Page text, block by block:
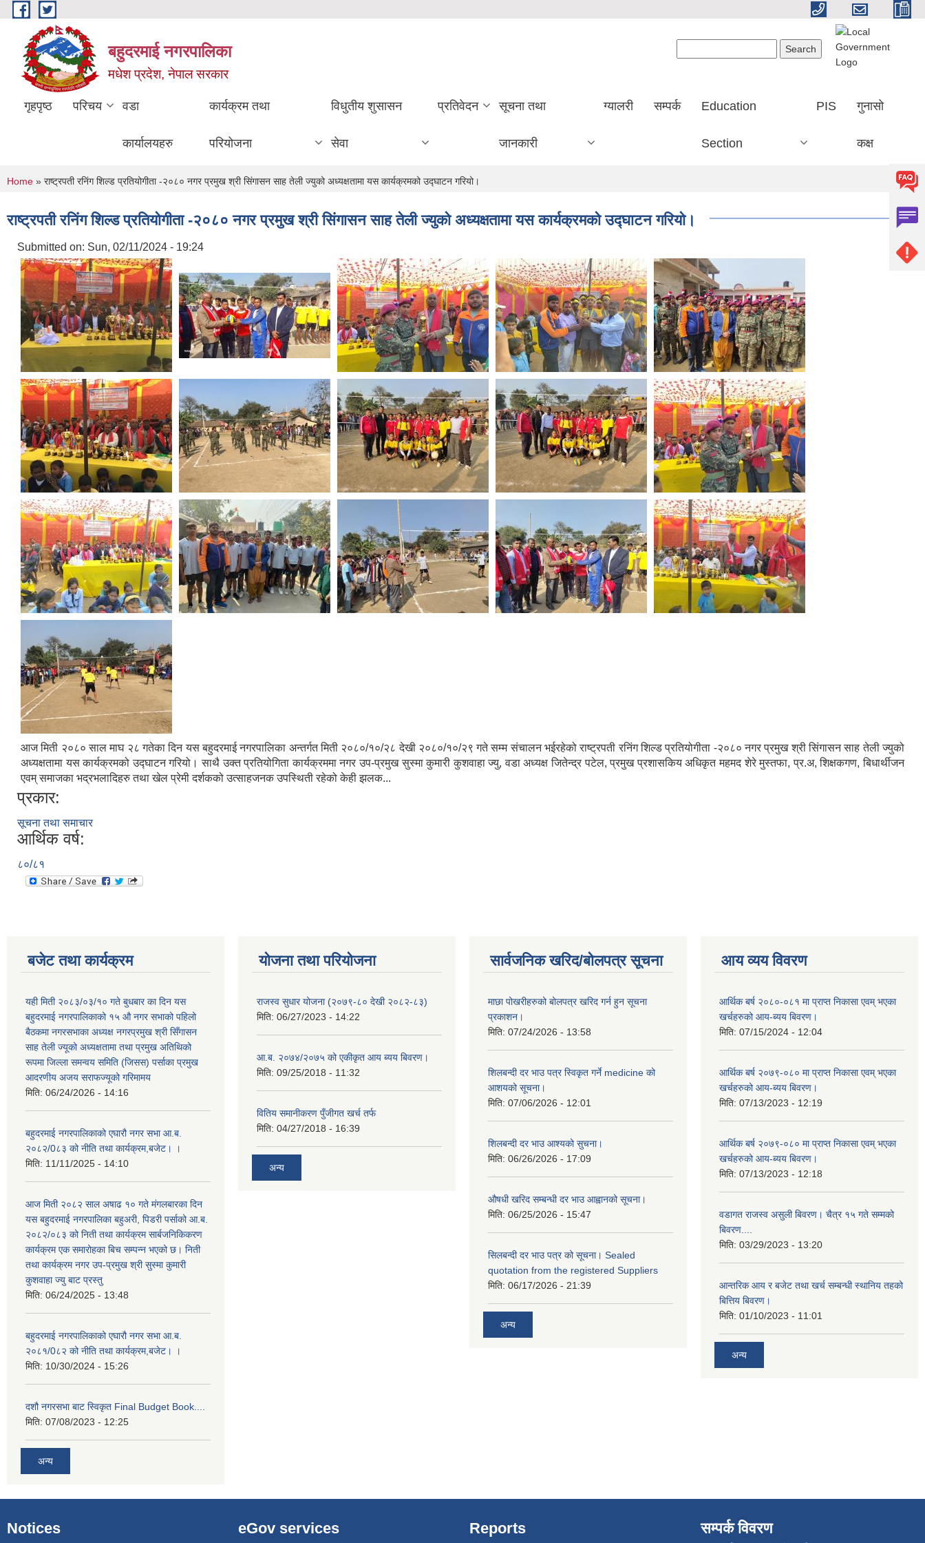
Skip to main content
बहुदरमाई नगरपालिका
मधेश प्रदेश, नेपाल सरकार
गृहपृष्ठ परिचय वडा
कार्यालयहरु
कार्यक्रम तथा
परियोजना
विधुतीय शुसासन
सेवा
प्रतिवेदन सूचना तथा
जानकारी
ग्यालरी सम्पर्क Education
Section
PIS गुनासो
कक्ष
You are here
Home » राष्ट्रपती रनिंग शिल्ड प्रतियोगीता -२०८० नगर प्रमुख श्री सिंगासन साह तेली ज्युको अध्यक्षतामा यस कार्यक्रमको उद्घाटन गरियो।
राष्ट्रपती रनिंग शिल्ड प्रतियोगीता -२०८० नगर प्रमुख श्री सिंगासन साह तेली ज्युको अध्यक्षतामा यस कार्यक्रमको उद्घाटन गरियो।
Submitted on: Sun, 02/11/2024 - 19:24
आज मिती २०८० साल माघ २८ गतेका दिन यस बहुदरमाई नगरपालिका अन्तर्गत मिती २०८०/१०/२८ देखी २०८०/१०/२९ गते सम्म संचालन भईरहेको राष्ट्रपती रनिंग शिल्ड प्रतियोगीता -२०८० नगर प्रमुख श्री सिंगासन साह तेली ज्युको
अध्यक्षतामा यस कार्यक्रमको उद्घाटन गरियो। साथै उक्त प्रतियोगिता कार्यक्रममा नगर उप-प्रमुख सुस्मा कुमारी कुशवाहा ज्यु, वडा अध्यक्ष जितेन्द्र पटेल, प्रमुख प्रशासकिय अधिकृत महमद शेरे मुस्तफा, प्र.अ, शिक्षकगण, बिधार्थीजन
एवम् समाजका भद्रभलादिहरु तथा खेल प्रेमी दर्शकको उत्साहजनक उपस्थिती रहेको केही झलक...
प्रकार:
सूचना तथा समाचार
आर्थिक वर्ष:
८०/८१
बजेट तथा कार्यक्रम
यही मिती २०८३/०३/१० गते बुधबार का दिन यस
बहुदरमाई नगरपालिकाको १५ औ नगर सभाको पहिलो
बैठकमा नगरसभाका अध्यक्ष नगरप्रमुख श्री सिँगासन
साह तेली ज्यूको अध्यक्षतामा तथा प्रमुख अतिथिको
रूपमा जिल्ला समन्वय समिति (जिसस) पर्साका प्रमुख
आदरणीय अजय सराफज्यूको गरिमामय
मिति: 06/24/2026 - 14:16
बहुदरमाई नगरपालिकाको एघारौ नगर सभा आ.ब.
२०८२/0८३ को नीति तथा कार्यक्रम,बजेट। ।
मिति: 11/11/2025 - 14:10
आज मिती २०८२ साल अषाढ १० गते मंगलबारका दिन
यस बहुदरमाई नगरपालिका बहुअरी, पिडरी पर्साको आ.ब.
२०८२/०८३ को निती तथा कार्यक्रम सार्बजनिकिकरण
कार्यक्रम एक समारोहका बिच सम्पन्न भएको छ। निती
तथा कार्यक्रम नगर उप-प्रमुख श्री सुस्मा कुमारी
कुशवाहा ज्यु बाट प्रस्तु
मिति: 06/24/2025 - 13:48
बहुदरमाई नगरपालिकाको एघारौ नगर सभा आ.ब.
२०८१/0८२ को नीति तथा कार्यक्रम,बजेट। ।
मिति: 10/30/2024 - 15:26
दशौ नगरसभा बाट स्विकृत Final Budget Book....
मिति: 07/08/2023 - 12:25
अन्य
योजना तथा परियोजना
राजस्व सुधार योजना (२०७९-८० देखी २०८२-८३)
मिति: 06/27/2023 - 14:22
आ.ब. २०७४/२०७५ को एकीकृत आय ब्यय बिवरण।
मिति: 09/25/2018 - 11:32
वितिय समानीकरण पुँजीगत खर्च तर्फ
मिति: 04/27/2018 - 16:39
अन्य
सार्वजनिक खरिद/बोलपत्र सूचना
माछा पोखरीहरुको बोलपत्र खरिद गर्न हुन सूचना
प्रकाशन।
मिति: 07/24/2026 - 13:58
शिलबन्दी दर भाउ पत्र स्विकृत गर्ने medicine को
आशयको सूचना।
मिति: 07/06/2026 - 12:01
शिलबन्दी दर भाउ आश्यको सुचना।
मिति: 06/26/2026 - 17:09
औषधी खरिद सम्बन्धी दर भाउ आह्वानको सूचना।
मिति: 06/25/2026 - 15:47
सिलबन्दी दर भाउ पत्र को सूचना। Sealed
quotation from the registered Suppliers
मिति: 06/17/2026 - 21:39
अन्य
आय व्यय विवरण
आर्थिक बर्ष २०८०-०८१ मा प्राप्त निकासा एवम् भएका
खर्चहरुको आय-ब्यय बिवरण।
मिति: 07/15/2024 - 12:04
आर्थिक बर्ष २०७९-०८० मा प्राप्त निकासा एवम् भएका
खर्चहरुको आय-ब्यय बिवरण।
मिति: 07/13/2023 - 12:19
आर्थिक बर्ष २०७९-०८० मा प्राप्त निकासा एवम् भएका
खर्चहरुको आय-ब्यय बिवरण।
मिति: 07/13/2023 - 12:18
वडागत राजस्व असुली बिवरण। चैत्र १५ गते सम्मको
बिवरण....
मिति: 03/29/2023 - 13:20
आन्तरिक आय र बजेट तथा खर्च सम्बन्धी स्थानिय तहको
बित्तिय बिवरण।
मिति: 01/10/2023 - 11:01
अन्य
Notices eGov services Reports सम्पर्क विवरण